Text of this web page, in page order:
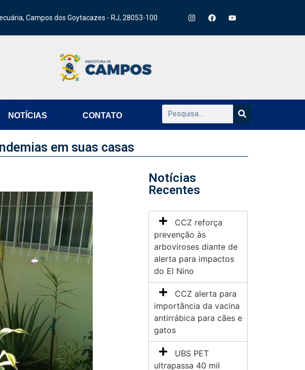
Campos dos Goytacazes - RJ, 28053-100
NOTÍCIAS CONTATO
em suas casas
Notícias
Recentes
CCZ reforça
prevenção às
arboviroses diante de
alerta para impactos
do El Nino
CCZ alerta para
importância da vacina
antirrábica para cães e
gatos
UBS PET
ultrapassa 40 mil